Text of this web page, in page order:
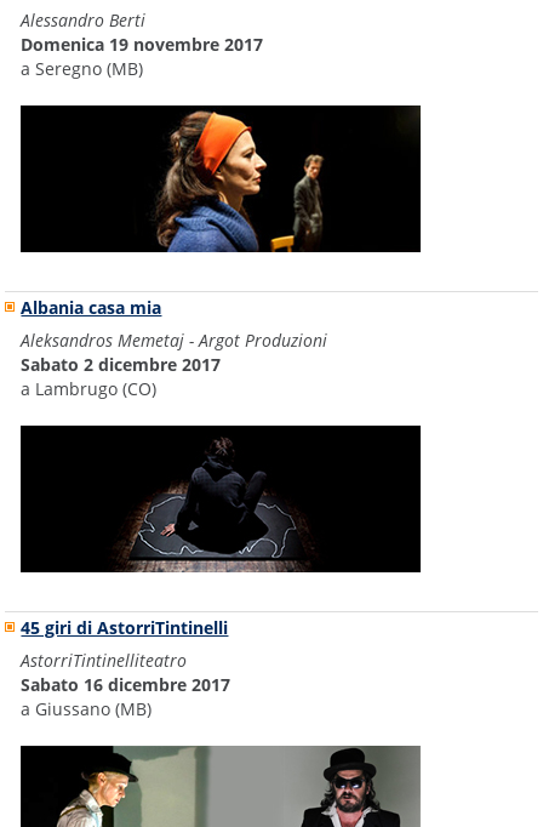
Alessandro Berti
Domenica 19 novembre 2017
a Seregno (MB)
Albania casa mia
Aleksandros Memetaj - Argot Produzioni
Sabato 2 dicembre 2017
a Lambrugo (CO)
45 giri di AstorriTintinelli
AstorriTintinelliteatro
Sabato 16 dicembre 2017
a Giussano (MB)